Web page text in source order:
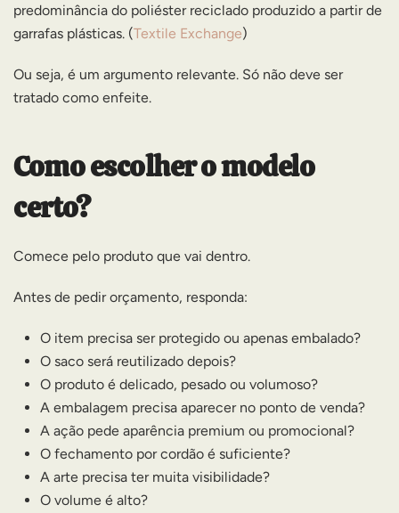
predominância do poliéster reciclado produzido a partir de
garrafas plásticas. (Textile Exchange)
Ou seja, é um argumento relevante. Só não deve ser
tratado como enfeite.
Como escolher o modelo
certo?
Comece pelo produto que vai dentro.
Antes de pedir orçamento, responda:
O item precisa ser protegido ou apenas embalado?
O saco será reutilizado depois?
O produto é delicado, pesado ou volumoso?
A embalagem precisa aparecer no ponto de venda?
A ação pede aparência premium ou promocional?
O fechamento por cordão é suficiente?
A arte precisa ter muita visibilidade?
O volume é alto?